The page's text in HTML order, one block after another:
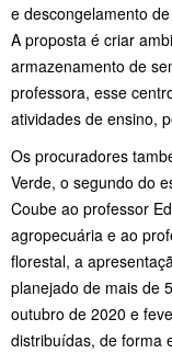
e descongelamento
A proposta é criar
armazenamento de
professora, esse
atividades de ensino,
Os procuradores
Verde, o segundo do
Coube ao professor
agropecuária e ao
florestal, a
planejado de mais de
outubro de 2020 e
distribuídas, de forma